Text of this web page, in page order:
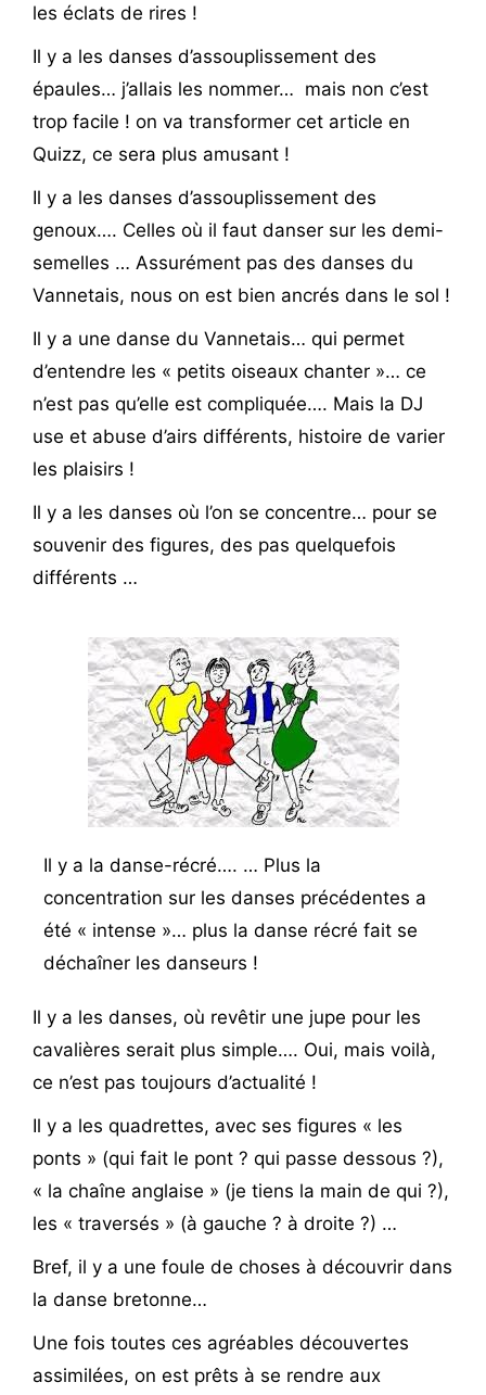
les éclats de rires !
Il y a les danses d’assouplissement des
épaules… j’allais les nommer… mais non c’est
trop facile ! on va transformer cet article en
Quizz, ce sera plus amusant !
Il y a les danses d’assouplissement des
genoux…. Celles où il faut danser sur les demi-
semelles … Assurément pas des danses du
Vannetais, nous on est bien ancrés dans le sol !
Il y a une danse du Vannetais… qui permet
d’entendre les « petits oiseaux chanter »… ce
n’est pas qu’elle est compliquée…. Mais la DJ
use et abuse d’airs différents, histoire de varier
les plaisirs !
Il y a les danses où l’on se concentre… pour se
souvenir des figures, des pas quelquefois
différents …
Il y a la danse-récré…. … Plus la
concentration sur les danses précédentes a
été « intense »… plus la danse récré fait se
déchaîner les danseurs !
Il y a les danses, où revêtir une jupe pour les
cavalières serait plus simple…. Oui, mais voilà,
ce n’est pas toujours d’actualité !
Il y a les quadrettes, avec ses figures « les
ponts » (qui fait le pont ? qui passe dessous ?),
« la chaîne anglaise » (je tiens la main de qui ?),
les « traversés » (à gauche ? à droite ?) …
Bref, il y a une foule de choses à découvrir dans
la danse bretonne…
Une fois toutes ces agréables découvertes
assimilées, on est prêts à se rendre aux